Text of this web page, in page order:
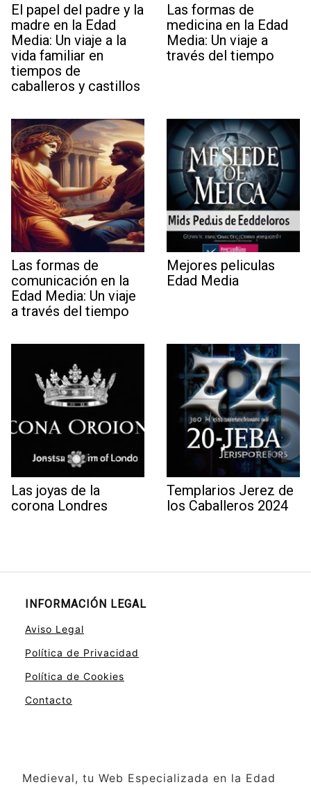
El papel del padre y la
madre en la Edad
Media: Un viaje a la
vida familiar en
tiempos de
caballeros y castillos
Las formas de
medicina en la Edad
Media: Un viaje a
través del tiempo
Las formas de
comunicación en la
Edad Media: Un viaje
a través del tiempo
Mejores peliculas
Edad Media
Las joyas de la
corona Londres
Templarios Jerez de
los Caballeros 2024
INFORMACIÓN LEGAL
Aviso Legal
Política de Privacidad
Política de Cookies
Contacto
Medieval, tu Web Especializada en la Edad